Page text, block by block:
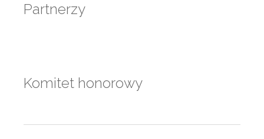
Partnerzy
Komitet honorowy